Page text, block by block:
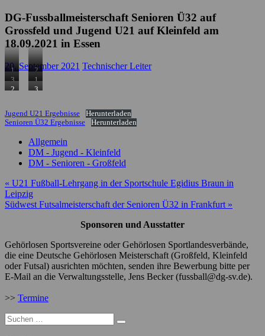
DG-Fussballmeisterschaft Senioren Ü32 auf
Grossfeld und Jugend U21 auf Kleinfeld am
18.09.2021 in Essen
20. September 2021 Technischer Leiter
1.
Platz
Jugend
Hamburger
GSV
2.
Platz
Jugend
GSF
W.-
3.
Platz
–
GBF
1.
Platz
–
Hamburger
2.
Ü32
–
Hildesheim
3.
Ü32
–
Essen
Jugend U21 Ergebnisse
Herunterladen
Senioren Ü32 Ergebnisse
Herunterladen
Allgemein
DM - Jugend - Kleinfeld
DM - Senioren - Großfeld
Beitragsnavigation
« U21 Fußball-Lehrgang in der Sportschule Egidius Braun in
Leipzig
Südwest Futsalmeisterschaft der Senioren Ü32 in Frankfurt »
Sponsoren und Ausstatter
Gehörlosen Sportsvereine oder Gehörlosen Sportlandesverbände,
die eine Deutsche Gehörlosen Meisterschaft (Großfeld, Kleinfeld
oder Futsal) ausrichten möchten, senden ihre Bewerbung bitte per
E-Mail an die Verwaltungsstelle, Jens Becker (fussball@dg-sv.de).
>> Termine
Suche
nach: